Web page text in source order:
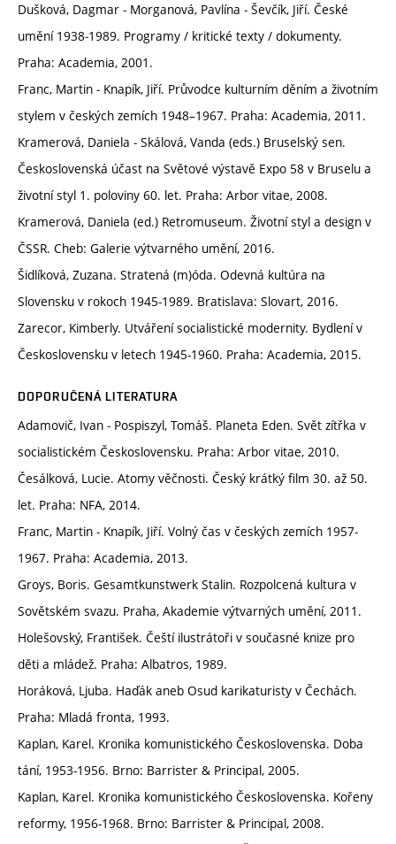
Dušková, Dagmar ‒ Morganová, Pavlína ‒ Ševčík, Jiří. České
umění 1938‒1989. Programy / kritické texty / dokumenty.
Praha: Academia, 2001.
Franc, Martin ‒ Knapík, Jiří. Průvodce kulturním děním a životním
stylem v českých zemích 1948–1967. Praha: Academia, 2011.
Kramerová, Daniela ‒ Skálová, Vanda (eds.) Bruselský sen.
Československá účast na Světové výstavě Expo 58 v Bruselu a
životní styl 1. poloviny 60. let. Praha: Arbor vitae, 2008.
Kramerová, Daniela (ed.) Retromuseum. Životní styl a design v
ČSSR. Cheb: Galerie výtvarného umění, 2016.
Šidlíková, Zuzana. Stratená (m)óda. Odevná kultúra na
Slovensku v rokoch 1945‒1989. Bratislava: Slovart, 2016.
Zarecor, Kimberly. Utváření socialistické modernity. Bydlení v
Československu v letech 1945-1960. Praha: Academia, 2015.
DOPORUČENÁ LITERATURA
Adamovič, Ivan ‒ Pospiszyl, Tomáš. Planeta Eden. Svět zítřka v
socialistickém Československu. Praha: Arbor vitae, 2010.
Česálková, Lucie. Atomy věčnosti. Český krátký film 30. až 50.
let. Praha: NFA, 2014.
Franc, Martin ‒ Knapík, Jiří. Volný čas v českých zemích 1957‒
1967. Praha: Academia, 2013.
Groys, Boris. Gesamtkunstwerk Stalin. Rozpolcená kultura v
Sovětském svazu. Praha, Akademie výtvarných umění, 2011.
Holešovský, František. Čeští ilustrátoři v současné knize pro
děti a mládež. Praha: Albatros, 1989.
Horáková, Ljuba. Haďák aneb Osud karikaturisty v Čechách.
Praha: Mladá fronta, 1993.
Kaplan, Karel. Kronika komunistického Československa. Doba
tání, 1953-1956. Brno: Barrister & Principal, 2005.
Kaplan, Karel. Kronika komunistického Československa. Kořeny
reformy, 1956-1968. Brno: Barrister & Principal, 2008.